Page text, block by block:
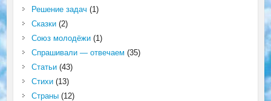
Решение задач (1)
Сказки(2)
Союз молодёжи(1)
Спрашивали — отвечаем (35)
Статьи(43)
Стихи(13)
Страны(12)